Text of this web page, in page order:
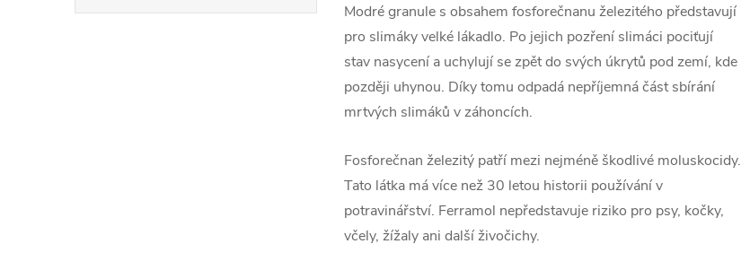
Modré granule s obsahem fosforečnanu železitého představují
pro slimáky velké lákadlo. Po jejich pozření slimáci pociťují
stav nasycení a uchylují se zpět do svých úkrytů pod zemí, kde
později uhynou. Díky tomu odpadá nepříjemná část sbírání
mrtvých slimáků v záhoncích.
Fosforečnan železitý patří mezi nejméně škodlivé moluskocidy.
Tato látka má více než 30 letou historii používání v
potravinářství. Ferramol nepředstavuje riziko pro psy, kočky,
včely, žížaly ani další živočichy.